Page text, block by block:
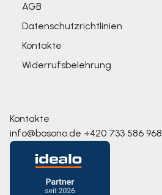
AGB
Datenschutzrichtlinien
Kontakte
Widerrufsbelehrung
Kontakte
info@bosono.de +420 733 586 968